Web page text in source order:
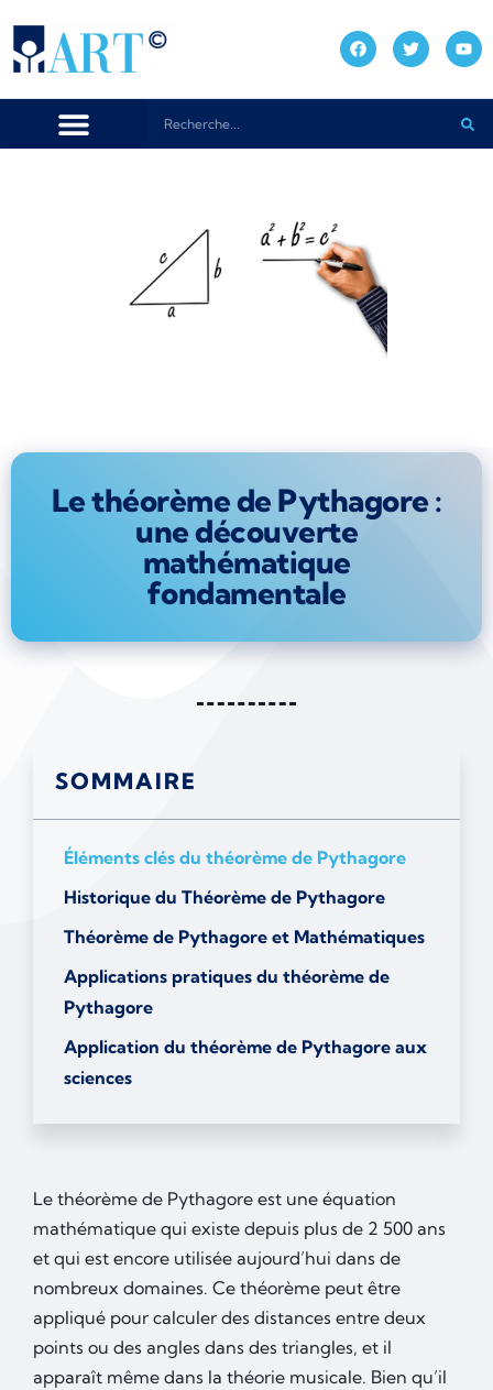
Le théorème de Pythagore :
une découverte
mathématique
fondamentale
SOMMAIRE
Éléments clés du théorème de Pythagore
Historique du Théorème de Pythagore
Théorème de Pythagore et Mathématiques
Applications pratiques du théorème de
Pythagore
Application du théorème de Pythagore aux
sciences
Le théorème de Pythagore est une équation
mathématique qui existe depuis plus de 2 500 ans
et qui est encore utilisée aujourd’hui dans de
nombreux domaines. Ce théorème peut être
appliqué pour calculer des distances entre deux
points ou des angles dans des triangles, et il
apparaît même dans la théorie musicale. Bien qu’il